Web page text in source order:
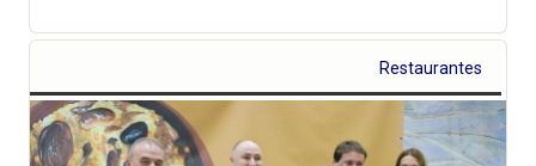
Restaurantes